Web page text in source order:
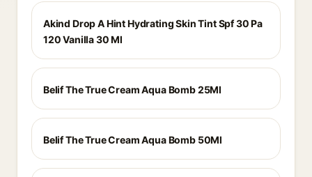
Akind Drop A Hint Hydrating Skin Tint Spf 30 Pa
120 Vanilla 30 Ml
Belif The True Cream Aqua Bomb 25Ml
Belif The True Cream Aqua Bomb 50Ml